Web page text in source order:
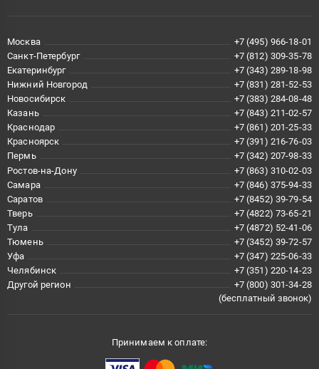
Москва
+7 (495) 966-18-01
Санкт-Петербург
+7 (812) 309-35-78
Екатеринбург
+7 (343) 289-18-98
Нижний Новгород
+7 (831) 281-52-53
Новосибирск
+7 (383) 284-08-48
Казань
+7 (843) 211-02-57
Краснодар
+7 (861) 201-25-33
Красноярск
+7 (391) 216-76-03
Пермь
+7 (342) 207-98-33
Ростов-на-Дону
+7 (863) 310-02-03
Самара
+7 (846) 375-94-33
Саратов
+7 (8452) 39-79-54
Тверь
+7 (4822) 73-65-21
Тула
+7 (4872) 52-41-06
Тюмень
+7 (3452) 39-72-57
Уфа
+7 (347) 225-06-33
Челябинск
+7 (351) 220-14-23
Другой регион
+7 (800) 301-34-28
(бесплатный звонок)
Принимаем к оплате: